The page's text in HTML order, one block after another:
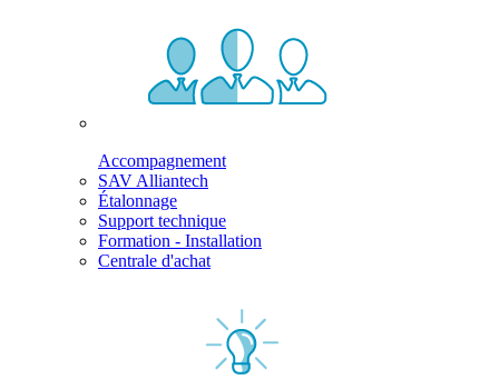
Accompagnement
SAV Alliantech
Étalonnage
Support technique
Formation - Installation
Centrale d'achat